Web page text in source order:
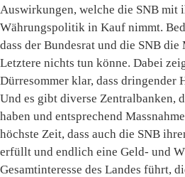
Auswirkungen, welche die SNB mit
Währungspolitik in Kauf nimmt.
dass der Bundesrat und die SNB
Letztere nichts tun könne. Dabei
Dürresommer klar, dass dringender
Und es gibt diverse Zentralbanken,
haben und entsprechend
höchste Zeit, dass auch die SNB
erfüllt und endlich eine Geld- und
Gesamtinteresse des Landes führt,